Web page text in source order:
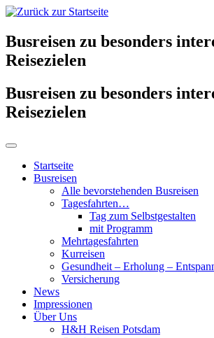
Busreisen zu besonders
Reisezielen
Busreisen zu besonders
Reisezielen
Startseite
Busreisen
Alle bevorstehenden Busreisen
Tagesfahrten…
Tag zum Selbstgestalten
mit Programm
Mehrtagesfahrten
Kurreisen
Gesundheit – Erholung –
Versicherung
News
Impressionen
Über Uns
H&H Reisen Potsdam